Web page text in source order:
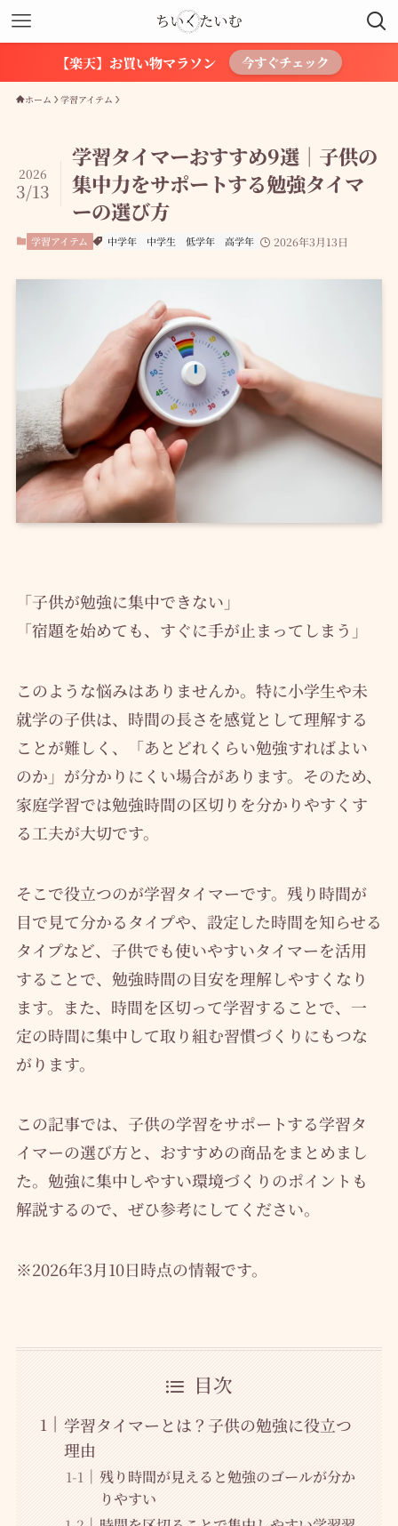
【楽天】お買い物マラソン 今すぐチェック
ホーム 学習アイテム
学習タイマーおすすめ9選｜子供の
集中力をサポートする勉強タイマ
ーの選び方
2026
3/13
学習アイテム 中学年 中学生 低学年 高学年 2026年3月13日
「子供が勉強に集中できない」
「宿題を始めても、すぐに手が止まってしまう」
このような悩みはありませんか。特に小学生や未
就学の子供は、時間の長さを感覚として理解する
ことが難しく、「あとどれくらい勉強すればよい
のか」が分かりにくい場合があります。そのため、
家庭学習では勉強時間の区切りを分かりやすくす
る工夫が大切です。
そこで役立つのが学習タイマーです。残り時間が
目で見て分かるタイプや、設定した時間を知らせる
タイプなど、子供でも使いやすいタイマーを活用
することで、勉強時間の目安を理解しやすくなり
ます。また、時間を区切って学習することで、一
定の時間に集中して取り組む習慣づくりにもつな
がります。
この記事では、子供の学習をサポートする学習タ
イマーの選び方と、おすすめの商品をまとめまし
た。勉強に集中しやすい環境づくりのポイントも
解説するので、ぜひ参考にしてください。
※2026年3月10日時点の情報です。
目次
学習タイマーとは？子供の勉強に役立つ
理由
残り時間が見えると勉強のゴールが分か
りやすい